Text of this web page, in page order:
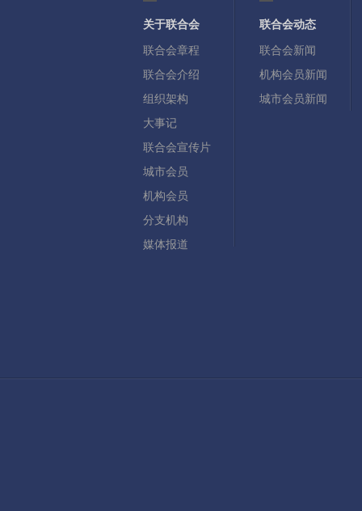
关于联合会
联合会章程
联合会介绍
组织架构
大事记
联合会宣传片
城市会员
机构会员
分支机构
媒体报道
联合会动态
联合会新闻
机构会员新闻
城市会员新闻